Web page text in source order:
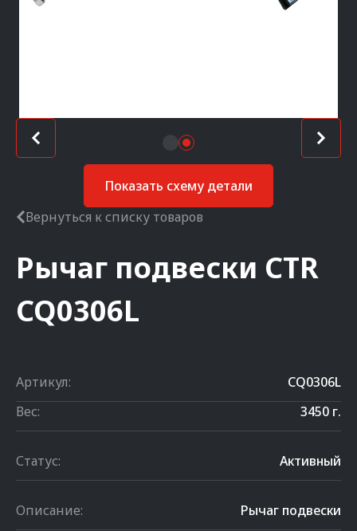
Показать схему детали
Вернуться к списку товаров
Рычаг подвески CTR
CQ0306L
Артикул:
CQ0306L
Вес:
3450 г.
Статус: Активный
Описание: Рычаг подвески